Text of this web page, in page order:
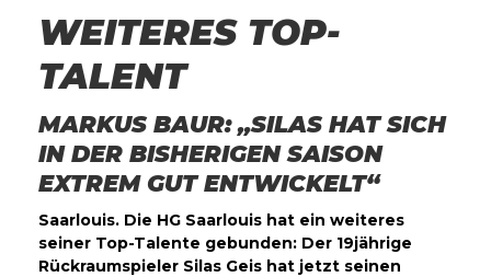
WEITERES TOP-
TALENT
MARKUS BAUR: „SILAS HAT SICH
IN DER BISHERIGEN SAISON
EXTREM GUT ENTWICKELT“
Saarlouis. Die HG Saarlouis hat ein weiteres
seiner Top-Talente gebunden: Der 19jährige
Rückraumspieler Silas Geis hat jetzt seinen